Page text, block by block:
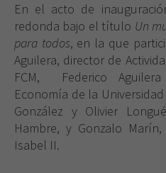
En el acto de
redonda bajo el título Un
para todos, en la que
Aguilera, director de
FCM, Federico
Economía de la
González y Olivier
Hambre, y Gonzalo
Isabel II.